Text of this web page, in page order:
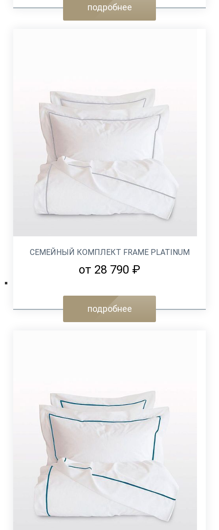
подробнее
СЕМЕЙНЫЙ КОМПЛЕКТ FRAME PLATINUM
от 28 790 ₽
подробнее